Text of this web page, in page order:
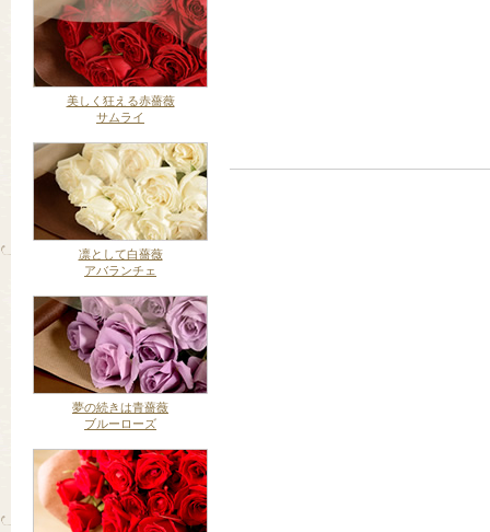
美しく狂える赤薔薇
サムライ
凛として白薔薇
アバランチェ
夢の続きは青薔薇
ブルーローズ